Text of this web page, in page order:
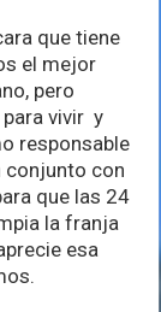
que tiene
el mejor
pero
vivir y
responsable
conjunto con
que las 24
la franja
esa